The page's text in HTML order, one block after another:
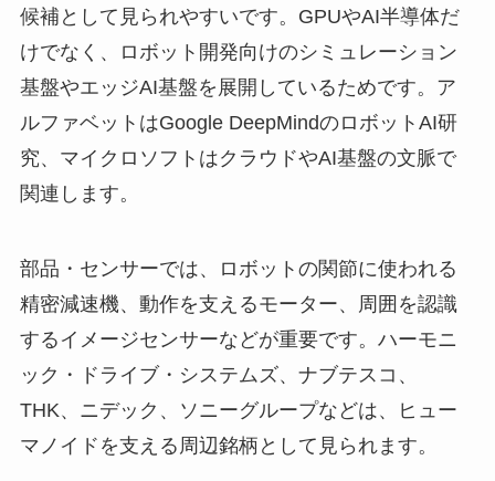
候補として見られやすいです。GPUやAI半導体だ
けでなく、ロボット開発向けのシミュレーション
基盤やエッジAI基盤を展開しているためです。ア
ルファベットはGoogle DeepMindのロボットAI研
究、マイクロソフトはクラウドやAI基盤の文脈で
関連します。
部品・センサーでは、ロボットの関節に使われる
精密減速機、動作を支えるモーター、周囲を認識
するイメージセンサーなどが重要です。ハーモニ
ック・ドライブ・システムズ、ナブテスコ、
THK、ニデック、ソニーグループなどは、ヒュー
マノイドを支える周辺銘柄として見られます。